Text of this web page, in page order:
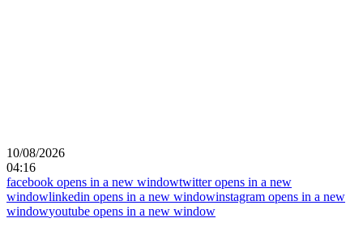
10/08/2026
04:16
facebook opens in a new windowtwitteropens in a new
windowlinkedin opens in a new windowinstagram opens in a new
windowyoutube opens in a new window